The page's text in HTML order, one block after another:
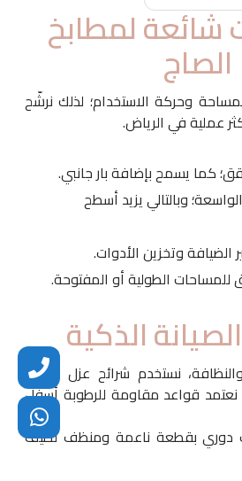
لمطابخ
الصاج
وحركة الاستخدام؛ لذلك نرشّح
عملية في الرياض.
كما يسمح بإضافة بار جانبي.
وبالتالي يزيد أسطح
الضيافة وتخزين الأدوات.
للمساحات الطولية أو المفتوحة.
الذكية
نستخدم شرائح عزل صوتي
نعتمد قواعد مقاومة للرطوبة أسفل
دوري بقطعة ناعمة ومنظف لطيف